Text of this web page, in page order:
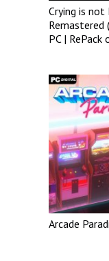
Crying is not
Remastered
PC | RePack
Arcade